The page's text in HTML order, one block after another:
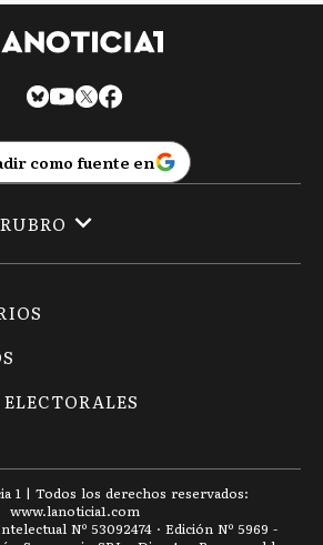
como fuente en
1 | Todos los derechos reservados:
www.lanoticia1.com
Nº 53092474 · Edición Nº 5969 -